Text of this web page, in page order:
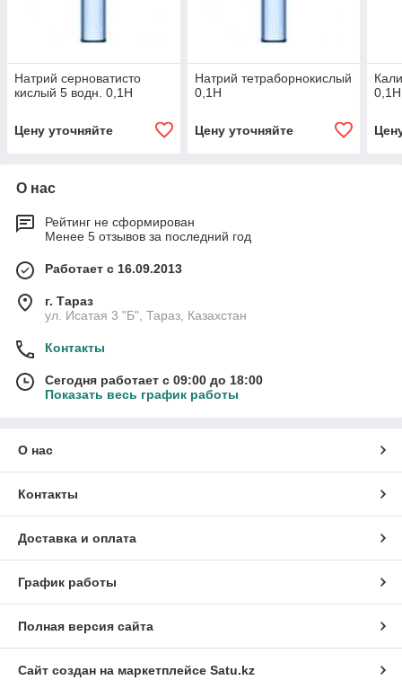
Натрий серноватисто
кислый 5 водн. 0,1Н
Цену уточняйте
Натрий тетраборнокислый
0,1Н
Цену уточняйте
0,1Н
О нас
Рейтинг не сформирован
Менее 5 отзывов за последний год
Работает с 16.09.2013
г. Тараз
ул. Исатая 3 "Б", Тараз, Казахстан
Контакты
Сегодня работает с 09:00 до 18:00
Показать весь график работы
О нас
Контакты
Доставка и оплата
График работы
Полная версия сайта
Сайт создан на маркетплейсе Satu.kz